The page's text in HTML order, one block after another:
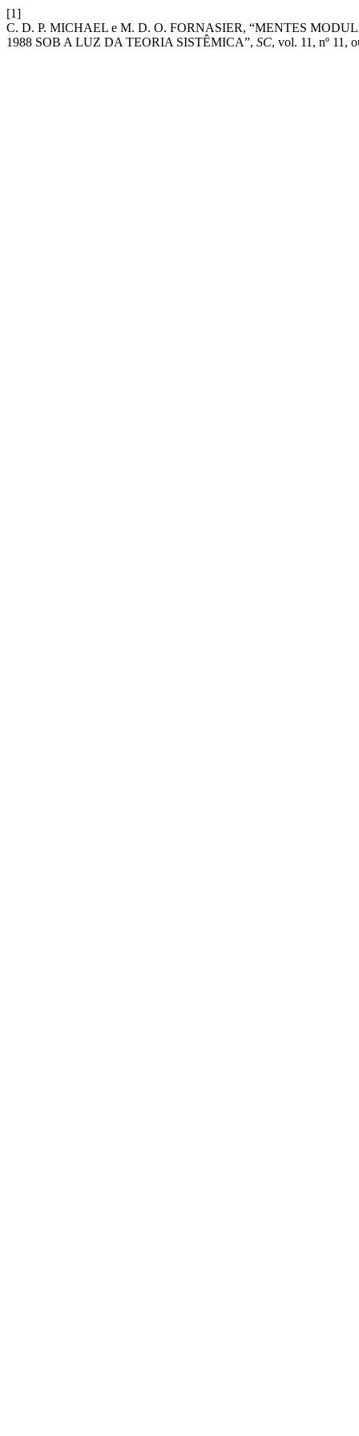
[1]
C. D. P. MICHAEL e M. D. O. FORNASIER, “MENTES
1988 SOB A LUZ DA TEORIA SISTÊMICA”, SC, vol. 11, nº 11,